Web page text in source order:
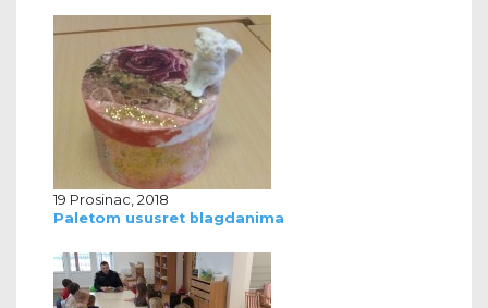
19 Prosinac, 2018
Paletom ususret blagdanima